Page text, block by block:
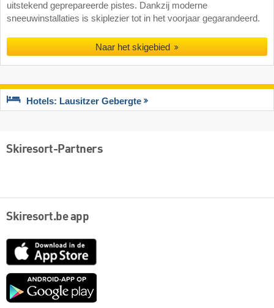
uitstekend geprepareerde pistes. Dankzij moderne
sneeuwinstallaties is skiplezier tot in het voorjaar gegarandeerd.
Naar het skigebied
Hotels: Lausitzer Gebergte
Skiresort-Partners
Skiresort.be app
App
Google